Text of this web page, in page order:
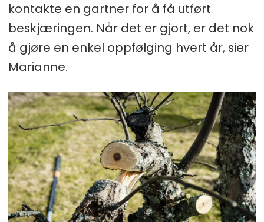
kontakte en gartner for å få utført
beskjæringen. Når det er gjort, er det nok
å gjøre en enkel oppfølging hvert år, sier
Marianne.